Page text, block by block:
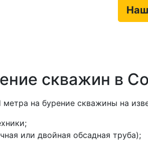
скважин в
метра на бурение скважины на
или двойная обсадная труба);